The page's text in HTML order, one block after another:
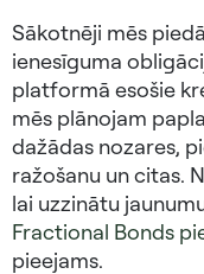
Sākotnēji mēs
ienesīguma
platformā esošie
mēs plānojam
dažādas nozares,
ražošanu un citas.
lai uzzinātu
Fractional Bonds
pieejams.